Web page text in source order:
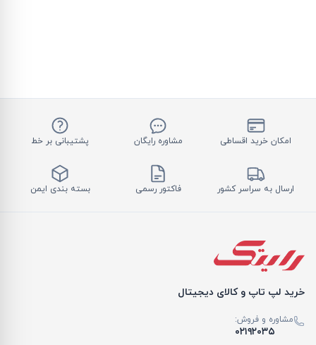
امکان خرید اقساطی مشاوره رایگان پشتیبانی بر خط
ارسال به سراسر کشور فاکتور رسمی بسته بندی ایمن
خرید لپ تاپ و کالای دیجیتال
مشاوره و فروش:
۰۲۱۹۲۰۳۵